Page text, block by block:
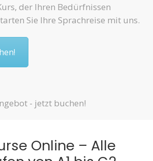
der Ihren Bedürfnissen
Sie Ihre Sprachreise mit uns.
Online – Alle